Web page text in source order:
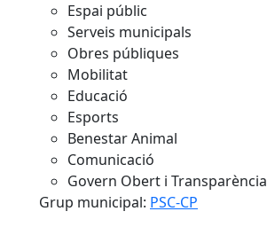
Espai públic
Serveis municipals
Obres públiques
Mobilitat
Educació
Esports
Benestar Animal
Comunicació
Govern Obert i Transparència
Grup municipal: PSC-CP